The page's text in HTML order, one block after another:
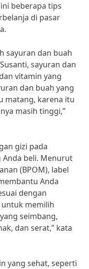
beberapa tips
di pasar
sayuran dan buah
sayuran dan
vitamin yang
dan buah yang
matang, karena itu
masih tinggi,”
gizi pada
beli. Menurut
(BPOM), label
Anda
dengan
untuk memilih
seimbang,
dan serat,” kata
yang sehat, seperti